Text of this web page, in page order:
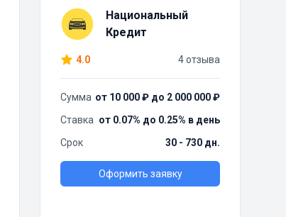
Национальный
Кредит
4.0 4 отзыва
Сумма от 10 000 ₽ до 2 000 000 ₽
Ставка от 0.07% до 0.25% в день
Срок
30 - 730 дн.
Оформить заявку